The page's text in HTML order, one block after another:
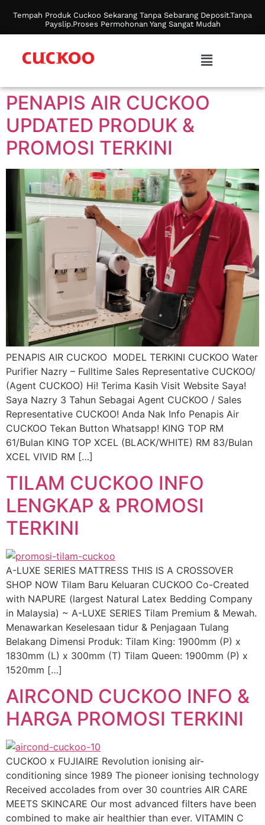
Tempah Produk Cuckoo Sekarang Tanpa Sebarang Deposit.Tanpa
Payslip.Proses Permohonan Yang Sangat Mudah
PENAPIS AIR CUCKOO
UPDATED PRODUK &
PROMOSI TERKINI
PENAPIS AIR CUCKOO MODEL TERKINI CUCKOO Water
Purifier Nazry – Fulltime Sales Representative CUCKOO/
(Agent CUCKOO) Hi! Terima Kasih Visit Website Saya!
Saya Nazry 3 Tahun Sebagai Agent CUCKOO / Sales
Representative CUCKOO! Anda Nak Info Penapis Air
CUCKOO Tekan Button Whatsapp! KING TOP RM
61/Bulan KING TOP XCEL (BLACK/WHITE) RM 83/Bulan
XCEL VIVID RM […]
TILAM CUCKOO INFO
LENGKAP & PROMOSI
TERKINI
A-LUXE SERIES MATTRESS THIS IS A CROSSOVER
SHOP NOW Tilam Baru Keluaran CUCKOO Co-Created
with NAPURE (largest Natural Latex Bedding Company
in Malaysia) ~ A-LUXE SERIES Tilam Premium & Mewah.
Menawarkan Keselesaan tidur & Penjagaan Tulang
Belakang Dimensi Produk: Tilam King: 1900mm (P) x
1830mm (L) x 300mm (T) Tilam Queen: 1900mm (P) x
1520mm […]
AIRCOND CUCKOO INFO &
HARGA PROMOSI TERKINI
CUCKOO x FUJIAIRE Revolution ionising air-
conditioning since 1989 The pioneer ionising technology
Received accolades from over 30 countries AIR CARE
MEETS SKINCARE Our most advanced filters have been
combined to make air healthier than ever. VITAMIN C